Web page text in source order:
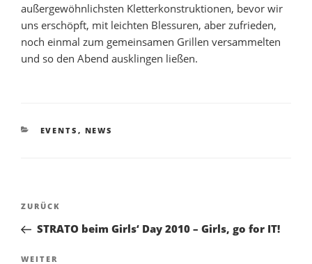
außergewöhnlichsten Kletterkonstruktionen, bevor wir
uns erschöpft, mit leichten Blessuren, aber zufrieden,
noch einmal zum gemeinsamen Grillen versammelten
und so den Abend ausklingen ließen.
KATEGORIEN
EVENTS , NEWS
Beitragsnavigation
Vorheriger
Beitrag
ZURÜCK
STRATO beim Girls‘ Day 2010 – Girls, go for IT!
Nächster
WEITER